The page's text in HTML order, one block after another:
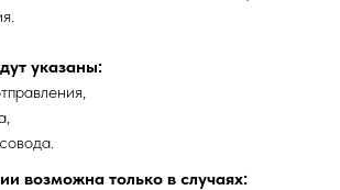
указаны:
возможна только в случаях: